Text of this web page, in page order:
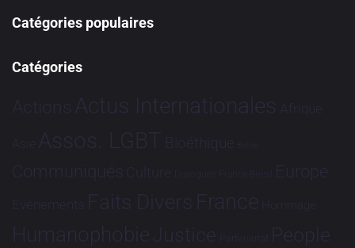
Catégories populaires
Catégories
Actions Actus Internationales Afrique
Asie Assos. LGBT Bioéthique Brève
Communiqués Culture Dialogues France-Brésil Europe
Evénements Faits Divers France Hommage
HumanophobieJustice Partenariat People